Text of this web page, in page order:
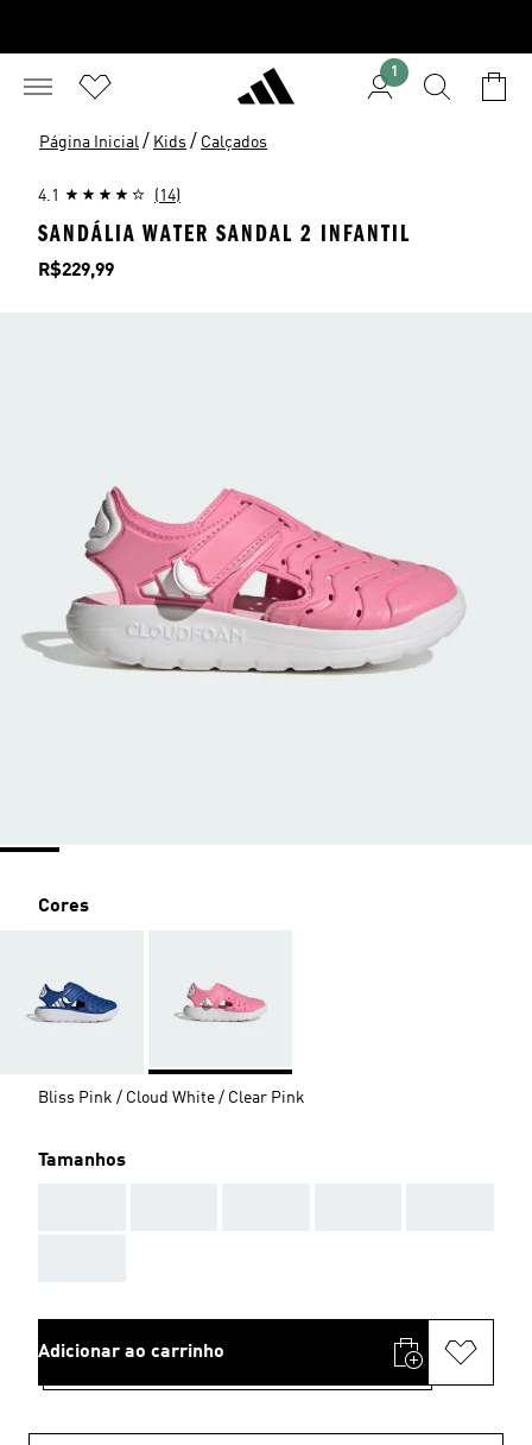
1
Página Inicial / Kids / Calçados
4.1 (14)
SANDÁLIA WATER SANDAL 2 INFANTIL
Preço
R$229,99
Cores
Bliss Pink / Cloud White / Clear Pink
Tamanhos
Adicionar ao carrinho